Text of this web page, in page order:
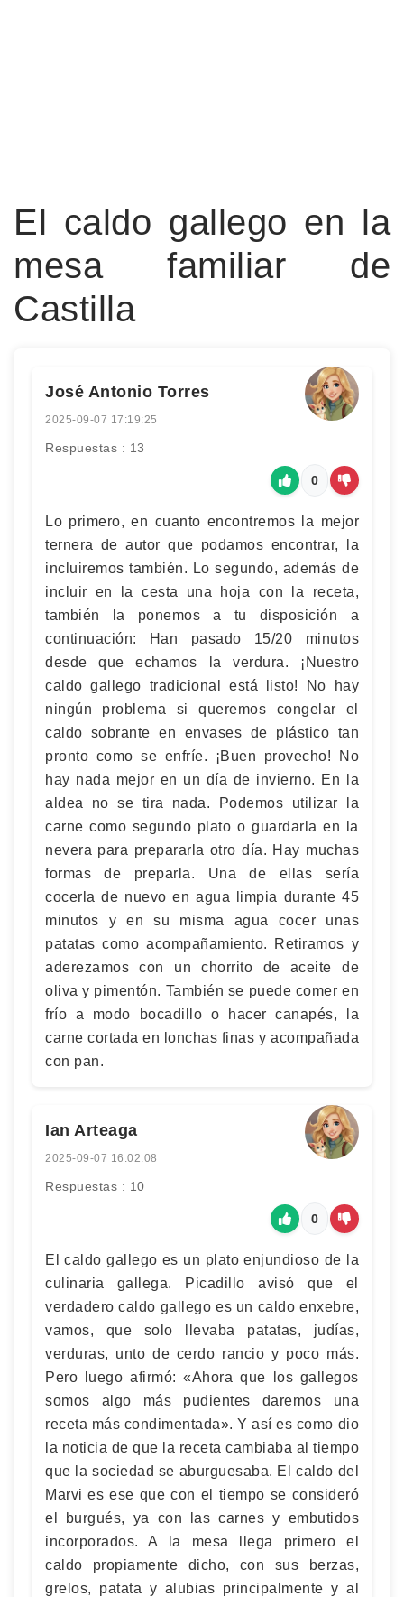
El caldo gallego en la
mesa familiar de
Castilla
José Antonio Torres
2025-09-07 17:19:25
Respuestas : 13
0
Lo primero, en cuanto encontremos la mejor
ternera de autor que podamos encontrar, la
incluiremos también. Lo segundo, además de
incluir en la cesta una hoja con la receta,
también la ponemos a tu disposición a
continuación: Han pasado 15/20 minutos
desde que echamos la verdura. ¡Nuestro
caldo gallego tradicional está listo! No hay
ningún problema si queremos congelar el
caldo sobrante en envases de plástico tan
pronto como se enfríe. ¡Buen provecho! No
hay nada mejor en un día de invierno. En la
aldea no se tira nada. Podemos utilizar la
carne como segundo plato o guardarla en la
nevera para prepararla otro día. Hay muchas
formas de preparla. Una de ellas sería
cocerla de nuevo en agua limpia durante 45
minutos y en su misma agua cocer unas
patatas como acompañamiento. Retiramos y
aderezamos con un chorrito de aceite de
oliva y pimentón. También se puede comer en
frío a modo bocadillo o hacer canapés, la
carne cortada en lonchas finas y acompañada
con pan.
Ian Arteaga
2025-09-07 16:02:08
Respuestas : 10
0
El caldo gallego es un plato enjundioso de la
culinaria gallega. Picadillo avisó que el
verdadero caldo gallego es un caldo enxebre,
vamos, que solo llevaba patatas, judías,
verduras, unto de cerdo rancio y poco más.
Pero luego afirmó: «Ahora que los gallegos
somos algo más pudientes daremos una
receta más condimentada». Y así es como dio
la noticia de que la receta cambiaba al tiempo
que la sociedad se aburguesaba. El caldo del
Marvi es ese que con el tiempo se consideró
el burgués, ya con las carnes y embutidos
incorporados. A la mesa llega primero el
caldo propiamente dicho, con sus berzas,
grelos, patata y alubias principalmente y al